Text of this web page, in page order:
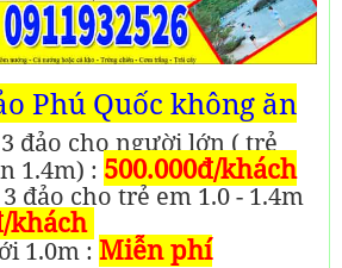
Phú Quốc không ăn
đảo cho người lớn ( trẻ
1.4m) : 500.000đ/khách
đảo cho trẻ em 1.0 - 1.4m
khách
1.0m : Miễn phí